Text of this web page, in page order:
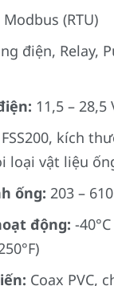
Modbus (RTU)
điện, Relay,
11,5 – 28,5
FSS200, kích
loại vật liệu
ống: 203 –
động: -
Coax PVC,